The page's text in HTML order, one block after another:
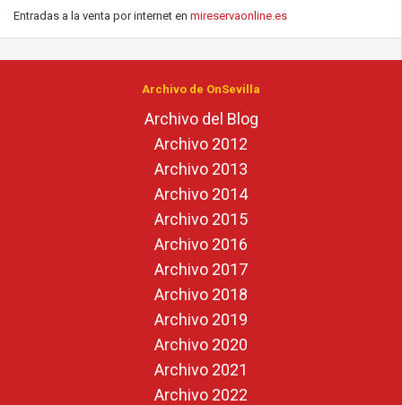
Entradas a la venta por internet en mireservaonline.es
Archivo de OnSevilla
Archivo del Blog
Archivo 2012
Archivo 2013
Archivo 2014
Archivo 2015
Archivo 2016
Archivo 2017
Archivo 2018
Archivo 2019
Archivo 2020
Archivo 2021
Archivo 2022